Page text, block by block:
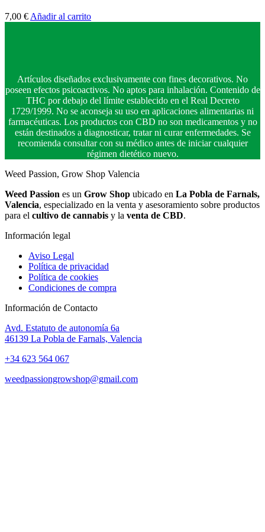
7,00 € Añadir al carrito
Artículos diseñados exclusivamente con fines decorativos. No
poseen efectos psicoactivos. No aptos para inhalación. Contenido de
THC por debajo del límite establecido en el Real Decreto
1729/1999. No se aconseja su uso en aplicaciones alimentarias ni
farmacéuticas. Los productos con CBD no son medicamentos y no
están destinados a diagnosticar, tratar ni curar enfermedades. Se
recomienda consultar con su médico antes de iniciar cualquier
régimen dietético nuevo.
Weed Passion, Grow Shop Valencia
Weed Passion es un Grow Shop ubicado en La Pobla de Farnals,
Valencia, especializado en la venta y asesoramiento sobre productos
para el cultivo de cannabis y la venta de CBD.
Información legal
Aviso Legal
Política de privacidad
Política de cookies
Condiciones de compra
Información de Contacto
Avd. Estatuto de autonomía 6a
46139 La Pobla de Farnals, Valencia
+34 623 564 067
weedpassiongrowshop@gmail.com